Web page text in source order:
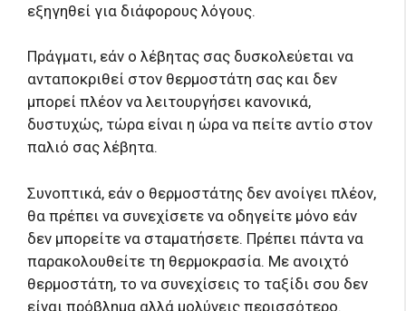
εξηγηθεί για διάφορους λόγους.
Πράγματι, εάν ο λέβητας σας δυσκολεύεται να
ανταποκριθεί στον θερμοστάτη σας και δεν
μπορεί πλέον να λειτουργήσει κανονικά,
δυστυχώς, τώρα είναι η ώρα να πείτε αντίο στον
παλιό σας λέβητα.
Συνοπτικά, εάν ο θερμοστάτης δεν ανοίγει πλέον,
θα πρέπει να συνεχίσετε να οδηγείτε μόνο εάν
δεν μπορείτε να σταματήσετε. Πρέπει πάντα να
παρακολουθείτε τη θερμοκρασία. Με ανοιχτό
θερμοστάτη, το να συνεχίσεις το ταξίδι σου δεν
είναι πρόβλημα αλλά μολύνεις περισσότερο.